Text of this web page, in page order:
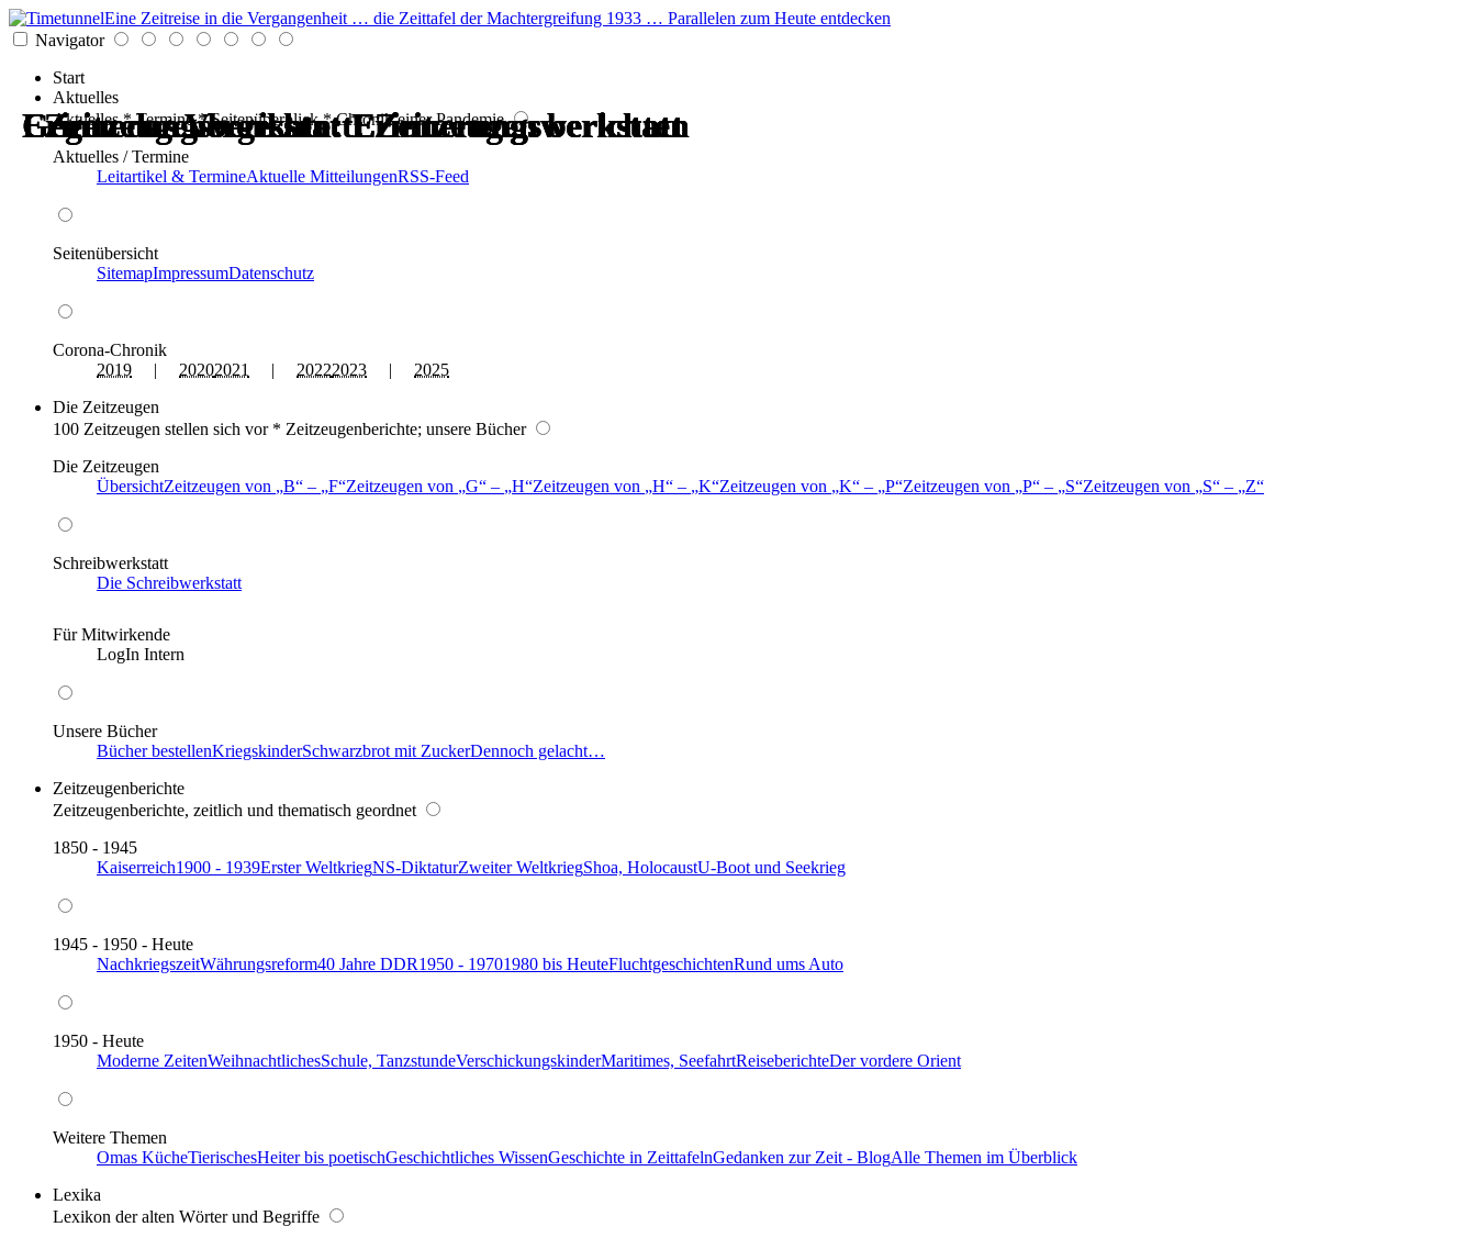
Eine Zeitreise in die Vergangenheit … die Zeittafel der Machtergreifung 1933 … Parallelen zum Heute entdecken
Navigator
Start
Aktuelles
Aktuelles * Termine * Seitenüberblick * Chronik einer Pandemie
Aktuelles / Termine
Leitartikel & TermineAktuelle MitteilungenRSS-Feed
Seitenübersicht
SitemapImpressumDatenschutz
Corona-Chronik
2019 | 20202021 | 20222023 | 2025
Die Zeitzeugen
100 Zeitzeugen stellen sich vor * Zeitzeugenberichte; unsere Bücher
Die Zeitzeugen
ÜbersichtZeitzeugen von B – F Zeitzeugen von G – H Zeitzeugen von H – K Zeitzeugen von K – P Zeitzeugen von P – S Zeitzeugen von S – Z
Schreibwerkstatt
Die Schreibwerkstatt
Für Mitwirkende
LogIn Intern
Unsere Bücher
Bücher bestellenKriegskinderSchwarzbrot mit ZuckerDennoch gelacht…
Zeitzeugenberichte
Zeitzeugenberichte, zeitlich und thematisch geordnet
1850 - 1945
Kaiserreich1900 - 1939Erster WeltkriegNS-DiktaturZweiter WeltkriegShoa, HolocaustU-Boot und Seekrieg
1945 - 1950 - Heute
NachkriegszeitWährungsreform40 Jahre DDR1950 - 19701980 bis HeuteFluchtgeschichtenRund ums Auto
1950 - Heute
Moderne ZeitenWeihnachtlichesSchule, TanzstundeVerschickungskinderMaritimes, SeefahrtReiseberichteDer vordere Orient
Weitere Themen
Omas KücheTierischesHeiter bis poetischGeschichtliches WissenGeschichte in ZeittafelnGedanken zur Zeit - BlogAlle Themen im Überblick
Lexika
Lexikon der alten Wörter und Begriffe
Erinnerungswerkstatt: Zeitzeugen berichten
Zeitzeugenberichte: Erinnerungswerkstatt
Gegen das Vergessen: Erinnerungswerkstatt
Erinnerungswerkstatt: Zeitzeugen berichten
Zeitzeugenberichte: Erinnerungswerkstatt
Gegen das Vergessen: Erinnerungswerkstatt